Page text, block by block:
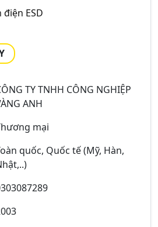
ESD
TY TNHH CÔNG NGHIỆP
ANH
mại
quốc, Quốc tế (Mỹ, Hàn,